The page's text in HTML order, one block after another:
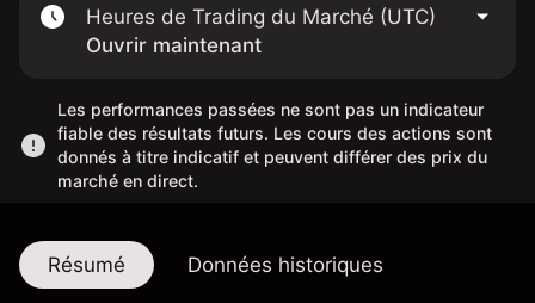
Heures de Trading du Marché (UTC)
Ouvrir maintenant
Les performances passées ne sont pas un indicateur
fiable des résultats futurs. Les cours des actions sont
donnés à titre indicatif et peuvent différer des prix du
marché en direct.
Résumé Données historiques